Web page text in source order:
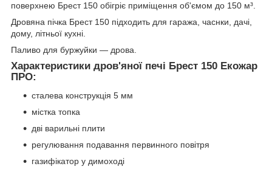
поверхнею Брест 150 обігріє приміщення об'ємом до 150 м³.
Дровяна пічка Брест 150 підходить для гаража, часнки, дачі,
дому, літньої кухні.
Паливо для буржуйки — дрова.
Характеристики дров'яної печі Брест 150 Екожар
ПРО:
сталева конструкція 5 мм
містка топка
дві варильні плити
регулювання подавання первинного повітря
газифікатор у димоході